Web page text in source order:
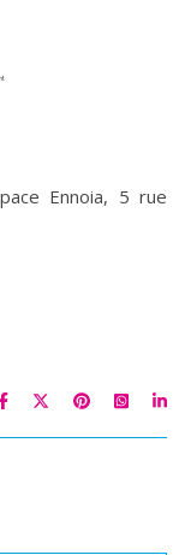
Ennoia, 5 rue